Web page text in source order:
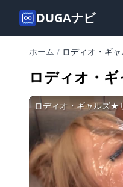
DUGAナビ
ホーム / ロディオ・ギ
ロディオ・